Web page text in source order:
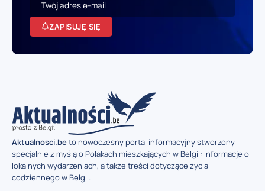
ZAPISUJĘ SIĘ
Aktualnosci.beto nowoczesny portal informacyjny stworzony
specjalnie z myślą o Polakach mieszkających w Belgii: informacje o
lokalnych wydarzeniach, a także treści dotyczące życia
codziennego w Belgii.